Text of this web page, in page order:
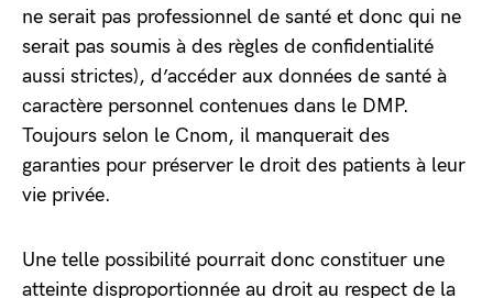
ne serait pas professionnel de santé et donc qui ne
serait pas soumis à des règles de confidentialité
aussi strictes), d’accéder aux données de santé à
caractère personnel contenues dans le DMP.
Toujours selon le Cnom, il manquerait des
garanties pour préserver le droit des patients à leur
vie privée.
Une telle possibilité pourrait donc constituer une
atteinte disproportionnée au droit au respect de la